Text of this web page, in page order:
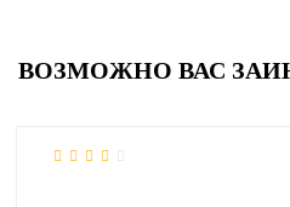
ВОЗМОЖНО ВАС